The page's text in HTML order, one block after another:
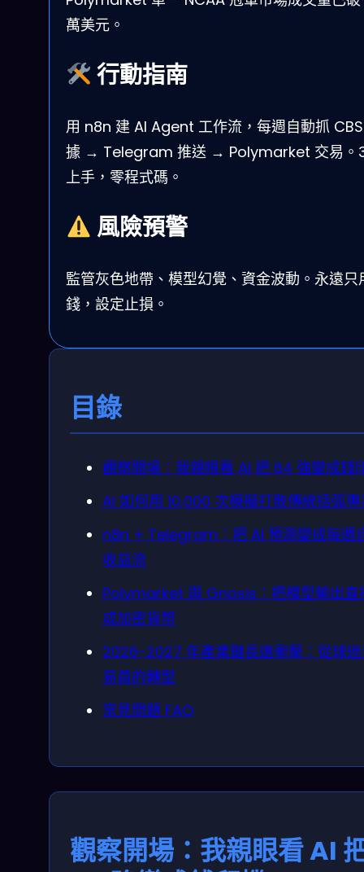
萬美元。
行動指南
用 n8n 建 AI Agent 工作流，每週自動抓
據 → Telegram 推送 → Polymarket 交易。
上手，零程式碼。
風險預警
監管灰色地帶、模型幻覺、資金波動。永遠只
錢，設定止損。
目錄
觀察開場：我親眼看 AI 把 64 強變成錢
AI 如何用 10,000 次模擬打敗傳統括弧
n8n + Telegram：把 AI 預測變成每週
收益流
Polymarket 與 Gnosis：把模型輸出直
成加密貨幣
2026-2027 年產業鏈長遠衝擊：從球
易員的轉型
常見問題 FAQ
觀察開場：我親眼看 AI